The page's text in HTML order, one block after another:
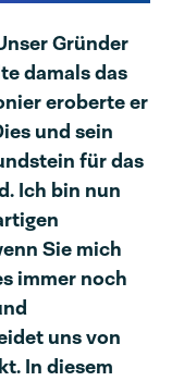
Gründer
damals das
eroberte er
und sein
für das
Ich bin nun
Sie mich
immer noch
uns von
In diesem